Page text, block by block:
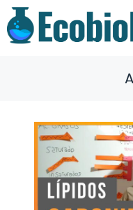
Saltar
al
contenido